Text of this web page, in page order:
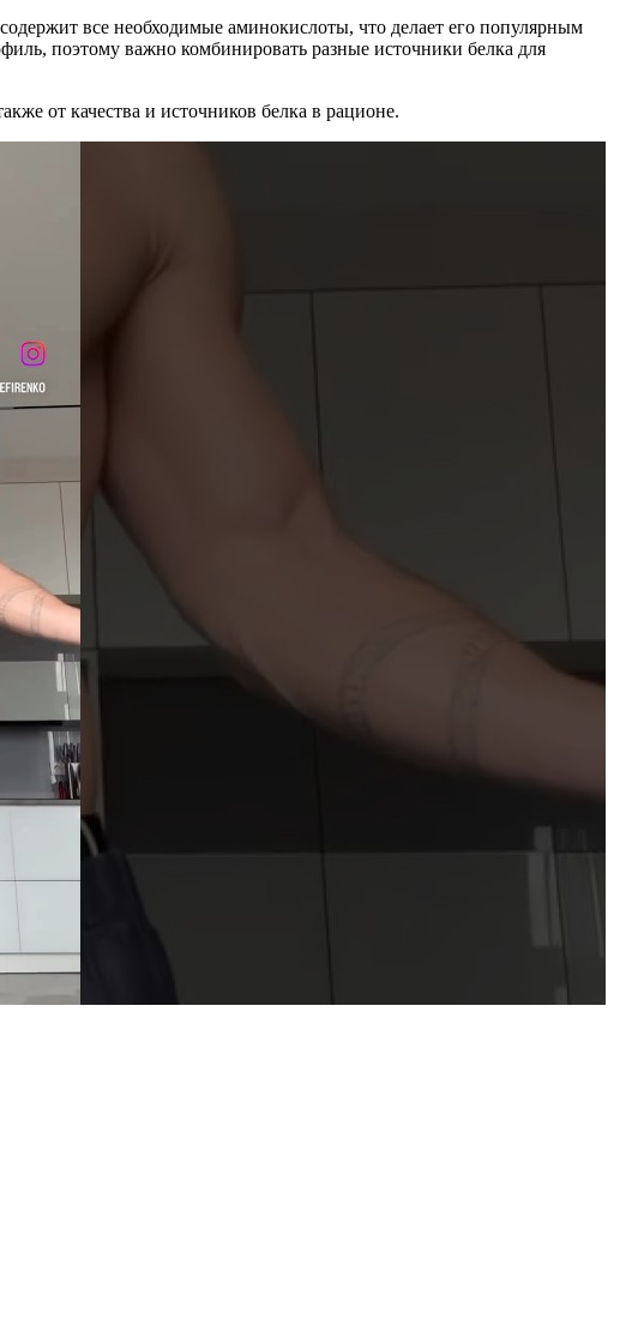
все необходимые аминокислоты, что делает его популярным
поэтому важно комбинировать разные источники белка для
от качества и источников белка в рационе.